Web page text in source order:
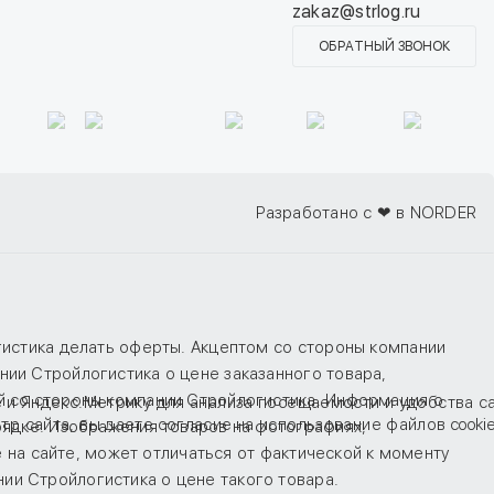
zakaz@strlog.ru
ОБРАТНЫЙ ЗВОНОК
Разработано с ❤ в NORDER
делать оферты. Акцептом со стороны компании
Стройлогистика о цене заказанного товара,
со стороны компании Стройлогистика. Информация о
Изображения товаров на фотографиях,
сайте, может отличаться от фактической к моменту
Стройлогистика о цене такого товара.
Яндекс.Метрику для анализа посещаемости и удобства
сайта, вы даете согласие на использование файлов